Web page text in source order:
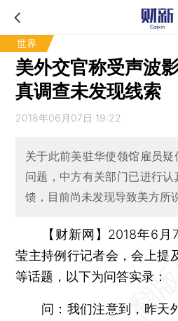
世界
美外交官称受声波
真调查未发现线索
2018年06月07日 19:22
关于此前美驻华使领馆雇员
问题，中方有关部门已进行
馈，目前尚未发现导致美方所
【财新网】 2018年6月
莹主持例行记者会，会上提
等话题，以下为问答实录：
问： 我们注意到，昨天